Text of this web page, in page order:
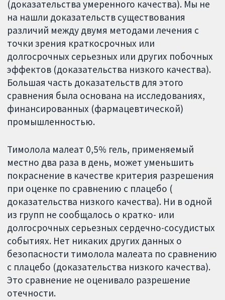
(доказательства умеренного качества). Мы не
на нашли доказательств существования
различий между двумя методами лечения с
точки зрения краткосрочных или
долгосрочных серьезных или других побочных
эффектов (доказательства низкого качества).
Большая часть доказательств для этого
сравнения была основана на исследованиях,
финансированных (фармацевтической)
промышленностью.
Тимолола малеат 0,5% гель, применяемый
местно два раза в день, может уменьшить
покраснение в качестве критерия разрешения
при оценке по сравнению с плацебо (
доказательства низкого качества). Ни в одной
из групп не сообщалось о кратко- или
долгосрочных серьезных сердечно-сосудистых
событиях. Нет никаких других данных о
безопасности тимолола малеата по сравнению
с плацебо (доказательства низкого качества).
Это сравнение не оценивало разрешение
отечности.